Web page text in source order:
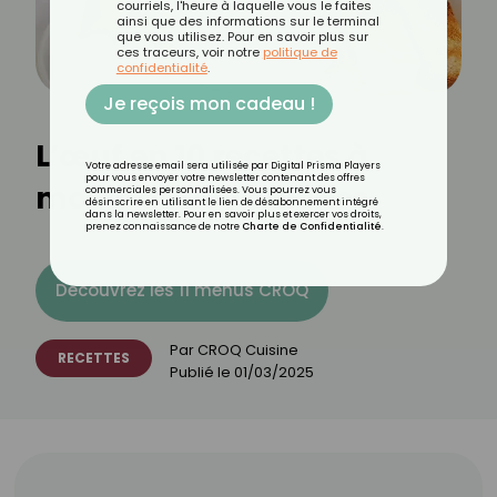
L’œuf en 10 recettes à
moins de 200 calories
Découvrez les 11 menus CROQ
RECETTES Par CROQ Cuisine
Publié le 01/03/2025
courriels, l'heure à laquelle vous le faites
ainsi que des informations sur le terminal
que vous utilisez. Pour en savoir plus sur
ces traceurs, voir notre politique de
confidentialité.
Je reçois mon cadeau !
Votre adresse email sera utilisée par Digital Prisma Players
pour vous envoyer votre newsletter contenant des offres
commerciales personnalisées. Vous pourrez vous
désinscrire en utilisant le lien de désabonnement intégré
dans la newsletter. Pour en savoir plus et exercer vos droits,
prenez connaissance de notre Charte de Confidentialité.